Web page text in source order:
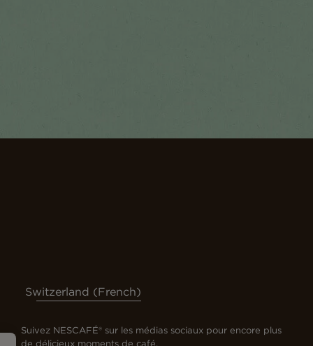
Switzerland (French)
Suivez NESCAFÉ® sur les médias sociaux pour encore plus